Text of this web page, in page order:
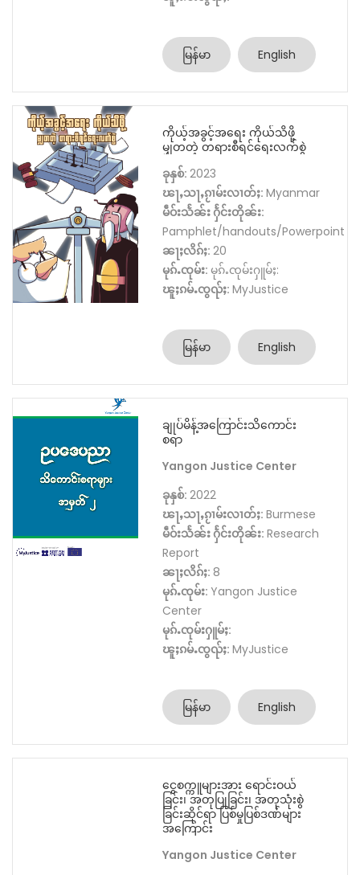
မြန်မာ English
ကိုယ့်အခွင့်အရေး ကိုယ်သိဖို့
မျှတတဲ့ တရားစီရင်ရေးလက်စွဲ
ခုနှစ်: 2023
ၽႃႇသႃႇၵႂၢမ်းလၢတ်ႈ: Myanmar
မဵဝ်းသႅၼ်း ႁႅင်းတိုၼ်း:
Pamphlet/handouts/Powerpoint
ၼႃႈလိၵ်ႈ: 20
မုၵ်ႉၸုမ်း: မုၵ်ႉၸုမ်းႁူမ်ႈ:
ၽူႈၵမ်ႉၸွၺ်ႈ: MyJustice
မြန်မာ English
ချုပ်မိန့်အကြောင်းသိကောင်း
စရာ
Yangon Justice Center
ခုနှစ်: 2022
ၽႃႇသႃႇၵႂၢမ်းလၢတ်ႈ: Burmese
မဵဝ်းသႅၼ်း ႁႅင်းတိုၼ်း: Research
Report
ၼႃႈလိၵ်ႈ: 8
မုၵ်ႉၸုမ်း: Yangon Justice
Center
မုၵ်ႉၸုမ်းႁူမ်ႈ:
ၽူႈၵမ်ႉၸွၺ်ႈ: MyJustice
မြန်မာ English
ငွေစက္ကူများအား ရောင်းဝယ်
ခြင်း၊ အတုပြုခြင်း၊ အတုသုံးစွဲ
ခြင်းဆိုင်ရာ ပြစ်မှုပြစ်ဒဏ်များ
အကြောင်း
Yangon Justice Center